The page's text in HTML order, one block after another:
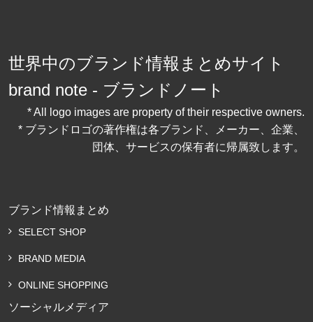
世界中のブランド情報まとめサイト
brand note - ブランドノート
* All logo images are property of their respective owners.
* ブランドロゴの著作権は各ブランド、メーカー、企業、
団体、サービスの保有者に帰属致します。
ブランド情報まとめ
SELECT SHOP
BRAND MEDIA
ONLINE SHOPPING
ソーシャルメディア